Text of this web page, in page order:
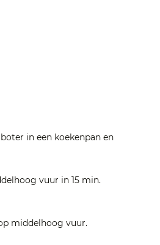
in een koekenpan en
vuur in 15 min.
middelhoog vuur.